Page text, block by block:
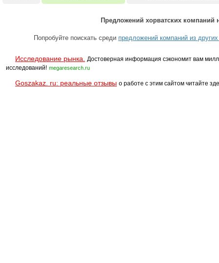
Предложений хорватских компаний
Попробуйте поискать среди предложений компаний из
Исследование рынка.
Достоверная информация сэкономит вам
исследований! megaresearch.ru
Goszakaz. ru: реальные отзывы о работе с этим сайтом читайте